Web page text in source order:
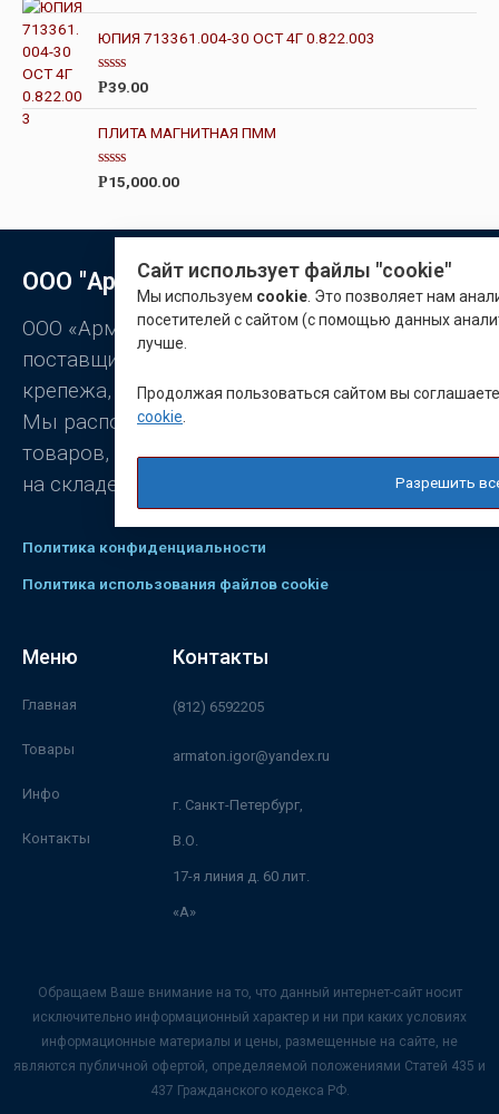
и
5
О
е
н
к
а
и
з
5
ЮПИЯ 713361.004-30 ОСТ 4Г 0.822.003
О
е
н
к
а
и
Р39.00
ПЛИТА МАГНИТНАЯ ПММ
О
и
з
Р15,000.00
ООО "Арматон"
ООО «Арматон» является оптовым
поставщиком заклёпок, промышленного
крепежа, станочной оснастки.
Мы располагаем широким ассортиментом
товаров, постоянно присутствующих
на складе.
Политика конфиденциальности
Политика использования файлов cookie
Меню
Главная
Товары
Инфо
Контакты
Контакты
(812) 6592205
armaton.igor@yandex.ru
г. Санкт-Петербург,
В.О.
17-я линия д. 60 лит.
«А»
Обращаем Ваше внимание на то, что данный интернет-сайт носит
исключительно информационный характер и ни при каких условиях
информационные материалы и цены, размещенные на сайте, не
являются публичной офертой, определяемой положениями Статей 435 и
437 Гражданского кодекса РФ.
Сайт использует файлы "cookie"
Мы используем cookie . Это позволяет нам
посетителей с сайтом (с помощью данных
лучше.
Продолжая пользоваться сайтом вы
cookie
Разрешить